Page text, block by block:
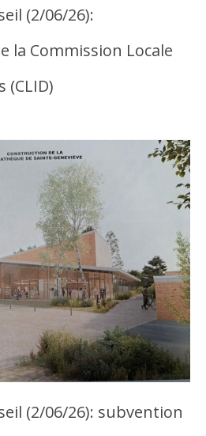
(2/06/26):
la Commission Locale
(CLID)
(2/06/26): subvention